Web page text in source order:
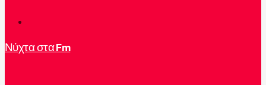
Νύχτα στα Fm